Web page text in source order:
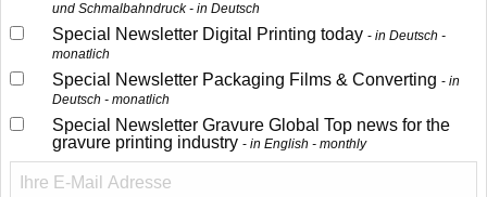
und Schmalbahndruck - in Deutsch
Special Newsletter Digital Printing today
in Deutsch -
monatlich
Special Newsletter Packaging Films & Converting
in
Deutsch - monatlich
Special Newsletter Gravure Global Top news for the
gravure printing industry
in English - monthly